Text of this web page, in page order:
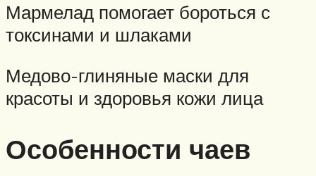
Мармелад помогает бороться с
токсинами и шлаками
Медово-глиняные маски для
красоты и здоровья кожи лица
Особенности чаев